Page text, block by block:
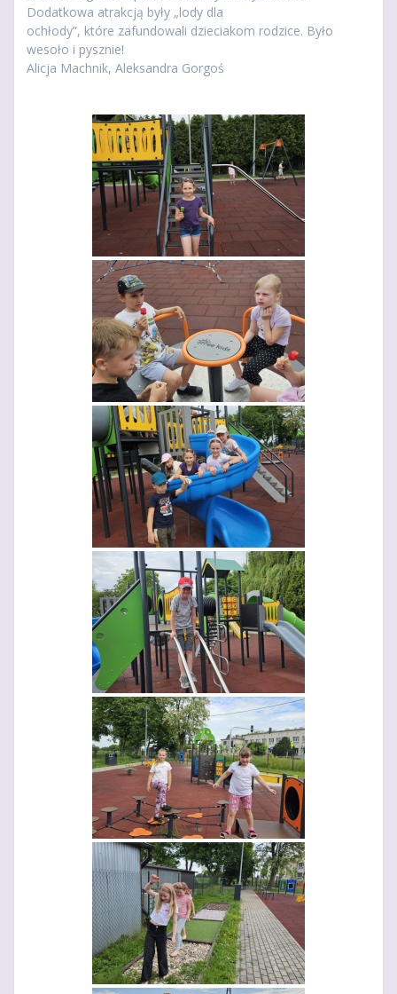
Dodatkowa atrakcją były „lody dla
ochłody”, które zafundowali dzieciakom rodzice. Było
wesoło i pysznie!
Alicja Machnik, Aleksandra Gorgoś